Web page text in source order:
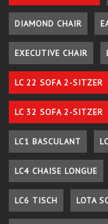
DIAMOND CHAIR
EXECUTIVE CHAIR
LC 22 SOFA 2-SITZER
LC 32 SOFA 2-SITZER
LC1 BASCULANT
LC4 CHAISE LONGUE
LC6 TISCH LOTA